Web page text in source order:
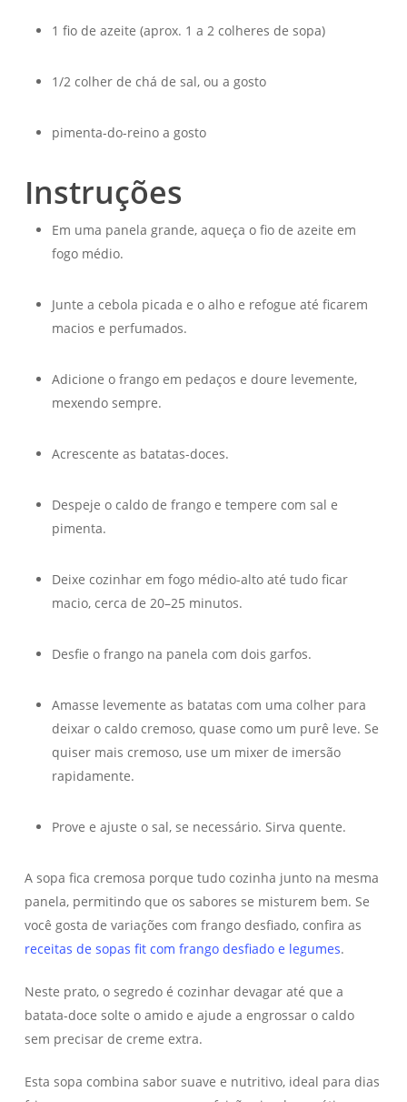
1 fio de azeite (aprox. 1 a 2 colheres de sopa)
1/2 colher de chá de sal, ou a gosto
pimenta-do-reino a gosto
Instruções
Em uma panela grande, aqueça o fio de azeite em
fogo médio.
Junte a cebola picada e o alho e refogue até ficarem
macios e perfumados.
Adicione o frango em pedaços e doure levemente,
mexendo sempre.
Acrescente as batatas-doces.
Despeje o caldo de frango e tempere com sal e
pimenta.
Deixe cozinhar em fogo médio-alto até tudo ficar
macio, cerca de 20–25 minutos.
Desfie o frango na panela com dois garfos.
Amasse levemente as batatas com uma colher para
deixar o caldo cremoso, quase como um purê leve. Se
quiser mais cremoso, use um mixer de imersão
rapidamente.
Prove e ajuste o sal, se necessário. Sirva quente.
A sopa fica cremosa porque tudo cozinha junto na mesma
panela, permitindo que os sabores se misturem bem. Se
você gosta de variações com frango desfiado, confira as
receitas de sopas fit com frango desfiado e legumes.
Neste prato, o segredo é cozinhar devagar até que a
batata-doce solte o amido e ajude a engrossar o caldo
sem precisar de creme extra.
Esta sopa combina sabor suave e nutritivo, ideal para dias